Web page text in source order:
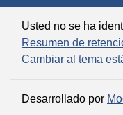
Usted no se ha
Resumen de
Cambiar al tema
Desarrollado por